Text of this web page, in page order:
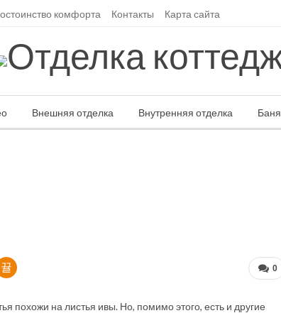
комфорта Контакты Карта сайта
Внешняя отделка Внутренняя отделка Баня
0
похожи на листья ивы. Но, помимо этого, есть и другие